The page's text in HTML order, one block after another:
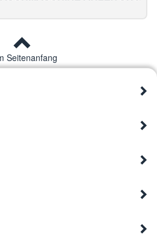
Seitenanfang